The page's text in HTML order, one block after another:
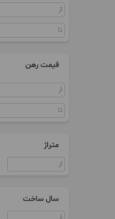
قیمت رهن
متراژ
سال ساخت